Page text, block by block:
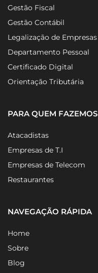
Gestão Fiscal
Gestão Contábil
Legalização de Empresas
Departamento Pessoal
Certificado Digital
Orientação Tributária
PARA QUEM FAZEMOS
Atacadistas
Empresas de T.I
Empresas de Telecom
Restaurantes
NAVEGAÇÃO RÁPIDA
Home
Sobre
Blog